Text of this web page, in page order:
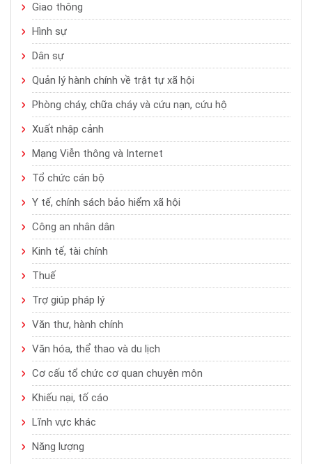
Giao thông
Hình sự
Dân sự
Quản lý hành chính về trật tự xã hội
Phòng cháy, chữa cháy và cứu nạn, cứu hộ
Xuất nhập cảnh
Mạng Viễn thông và Internet
Tổ chức cán bộ
Y tế, chính sách bảo hiểm xã hội
Công an nhân dân
Kinh tế, tài chính
Thuế
Trợ giúp pháp lý
Văn thư, hành chính
Văn hóa, thể thao và du lịch
Cơ cấu tổ chức cơ quan chuyên môn
Khiếu nại, tố cáo
Lĩnh vực khác
Năng lượng